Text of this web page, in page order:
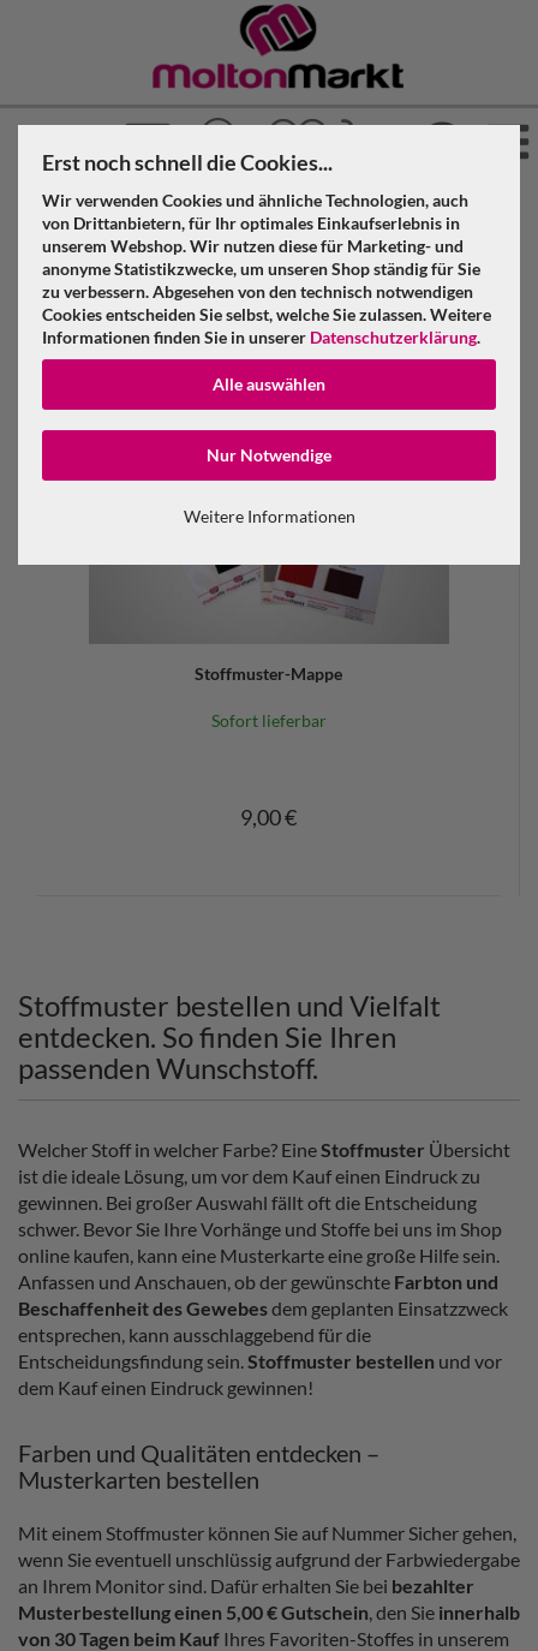
Erst noch schnell die Cookies...
Wir verwenden Cookies und ähnliche Technologien, auch
von Drittanbietern, für Ihr optimales Einkaufserlebnis in
unserem Webshop. Wir nutzen diese für Marketing- und
anonyme Statistikzwecke, um unseren Shop ständig für Sie
zu verbessern. Abgesehen von den technisch notwendigen
Cookies entscheiden Sie selbst, welche Sie zulassen. Weitere
Informationen finden Sie in unserer Datenschutzerklärung.
Alle auswählen
Nur Notwendige
Weitere Informationen
Konto erstellen
Stoffmuster bestellen
Molton Markt »
Stoffmuster-Mappe
Sofort lieferbar
9,00 €
Stoffmuster bestellen und Vielfalt
entdecken. So finden Sie Ihren
passenden Wunschstoff.
Welcher Stoff in welcher Farbe? Eine Stoffmuster Übersicht
ist die ideale Lösung, um vor dem Kauf einen Eindruck zu
gewinnen. Bei großer Auswahl fällt oft die Entscheidung
schwer. Bevor Sie Ihre Vorhänge und Stoffe bei uns im Shop
online kaufen, kann eine Musterkarte eine große Hilfe sein.
Anfassen und Anschauen, ob der gewünschte Farbton und
Beschaffenheit des Gewebesdem geplanten Einsatzzweck
entsprechen, kann ausschlaggebend für die
Entscheidungsfindung sein. Stoffmuster bestellen und vor
dem Kauf einen Eindruck gewinnen!
Farben und Qualitäten entdecken –
Musterkarten bestellen
Mit einem Stoffmuster können Sie auf Nummer Sicher gehen,
wenn Sie eventuell unschlüssig aufgrund der Farbwiedergabe
an Ihrem Monitor sind. Dafür erhalten Sie bei bezahlter
Musterbestellung einen 5,00 € Gutschein , den Sie innerhalb
von 30 Tagen beim Kauf Ihres Favoriten-Stoffes in unserem